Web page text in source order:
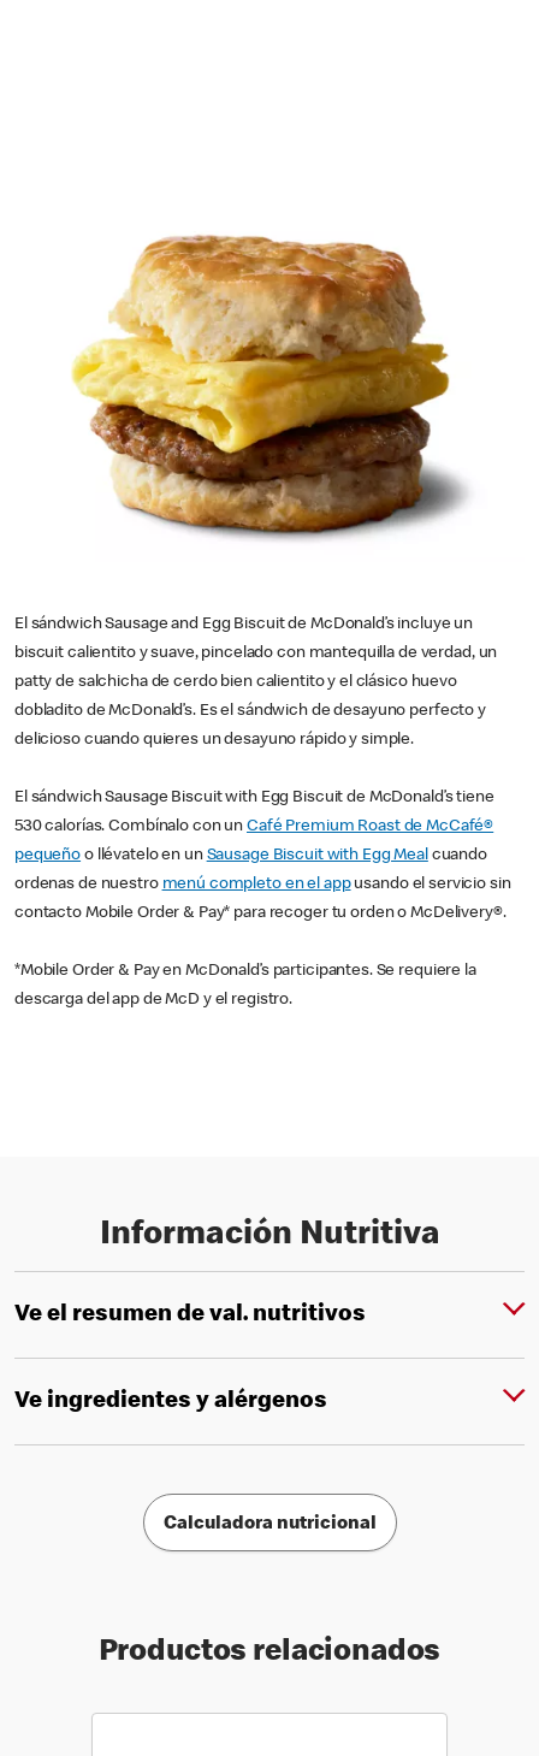
El sándwich Sausage and Egg Biscuit de McDonald’s incluye un
biscuit calientito y suave, pincelado con mantequilla de verdad, un
patty de salchicha de cerdo bien calientito y el clásico huevo
dobladito de McDonald’s. Es el sándwich de desayuno perfecto y
delicioso cuando quieres un desayuno rápido y simple.
El sándwich Sausage Biscuit with Egg Biscuit de McDonald’s tiene
530 calorías. Combínalo con un Café Premium Roast de McCafé®
pequeño o llévatelo en un Sausage Biscuit with Egg Mealcuando
ordenas de nuestro menú completo en el appusando el servicio sin
contacto Mobile Order & Pay* para recoger tu orden o McDelivery®.
*Mobile Order & Pay en McDonald’s participantes. Se requiere la
descarga del app de McD y el registro.
Información Nutritiva
Ve el resumen de val. nutritivos
Ve ingredientes y alérgenos
Calculadora nutricional
Productos relacionados